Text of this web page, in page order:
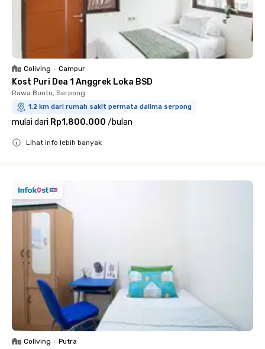
Coliving • Campur
Kost Puri Dea 1 Anggrek Loka BSD
Rawa Buntu, Serpong
1.2 km dari rumah sakit permata dalima serpong
mulai dari Rp1.800.000 /bulan
Lihat info lebih banyak
Coliving • Putra